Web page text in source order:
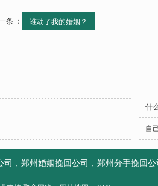
条 ： 谁动了我的婚姻？
什
自
，郑州婚姻挽回公司，郑州分手挽回